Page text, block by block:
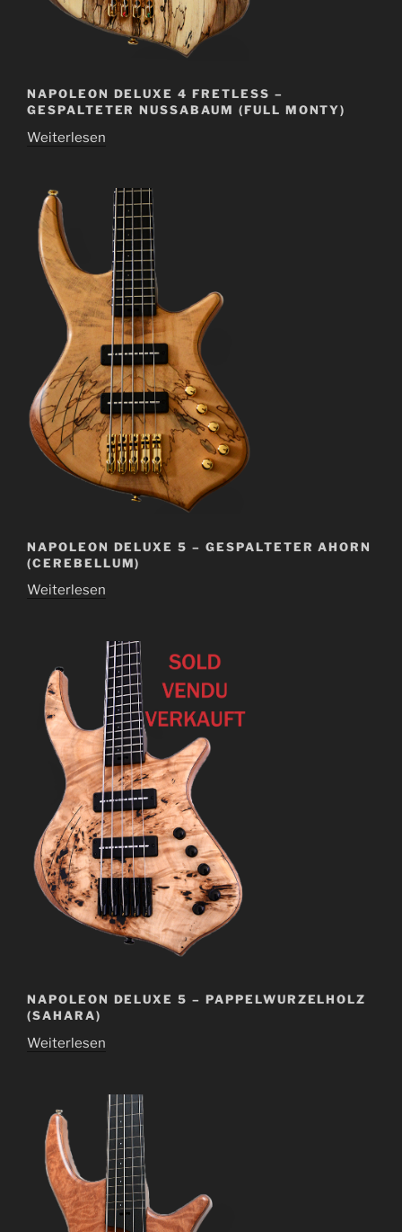
NAPOLEON DELUXE 4 FRETLESS –
GESPALTETER NUSSABAUM (FULL MONTY)
Weiterlesen
NAPOLEON DELUXE 5 – GESPALTETER AHORN
(CEREBELLUM)
Weiterlesen
NAPOLEON DELUXE 5 – PAPPELWURZELHOLZ
(SAHARA)
Weiterlesen